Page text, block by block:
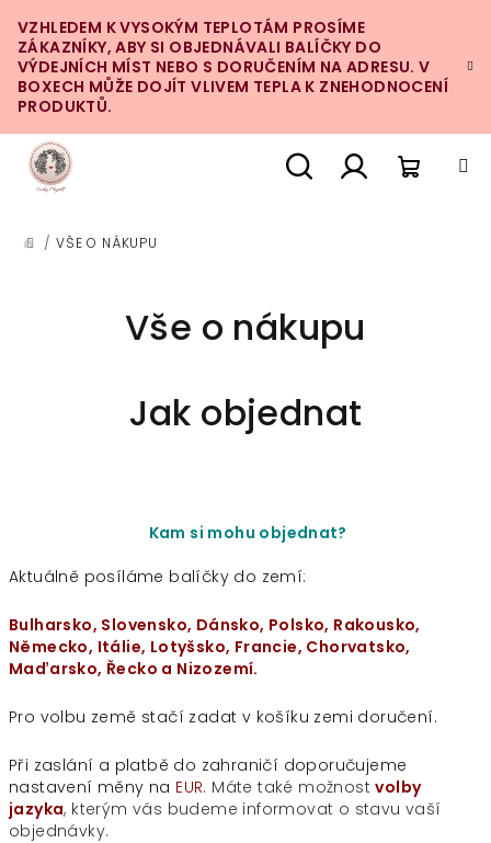
na
obsah
VZHLEDEM K VYSOKÝM TEPLOTÁM PROSÍME
ZÁKAZNÍKY, ABY SI OBJEDNÁVALI BALÍČKY DO
VÝDEJNÍCH MÍST NEBO S DORUČENÍM NA ADRESU. V
BOXECH MŮŽE DOJÍT VLIVEM TEPLA K ZNEHODNOCENÍ
PRODUKTŮ.
DOMŮ
/ VŠE O NÁKUPU
Vše o nákupu
Jak objednat
Kam si mohu objednat?
Aktuálně posíláme balíčky do zemí:
Bulharsko, Slovensko, Dánsko, Polsko, Rakousko,
Německo, Itálie, Lotyšsko, Francie, Chorvatsko,
Maďarsko, Řecko a Nizozemí.
Pro volbu země stačí zadat v košíku zemi doručení.
Při zaslání a platbě do zahraničí doporučujeme
nastavení měny na EUR. Máte také možnostvolby
jazyka, kterým vás budeme informovat o stavu vaší
objednávky.